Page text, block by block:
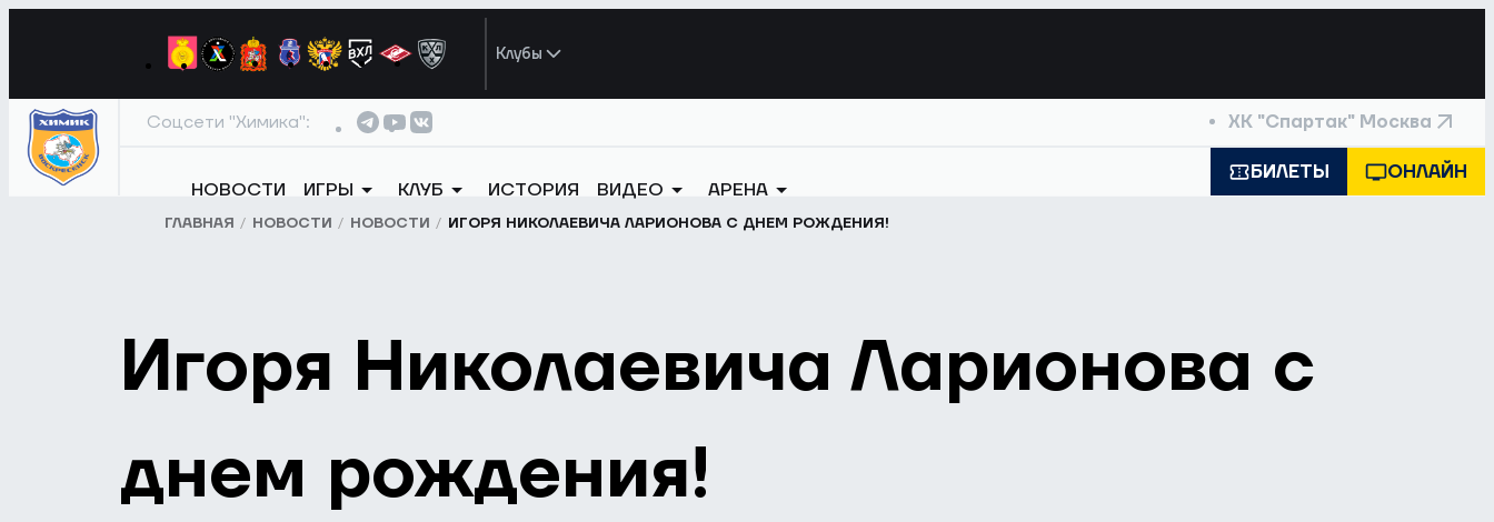
Клубы
Соцсети "Химика": ХК "Спартак" Москва
НОВОСТИ ИГРЫ КЛУБ ИСТОРИЯ ВИДЕО АРЕНА
БИЛЕТЫ ОНЛАЙН
ГЛАВНАЯ НОВОСТИ НОВОСТИ ИГОРЯ НИКОЛАЕВИЧА ЛАРИОНОВА С ДНЕМ РОЖДЕНИЯ!
Игоря Николаевича Ларионова с
днем рождения!